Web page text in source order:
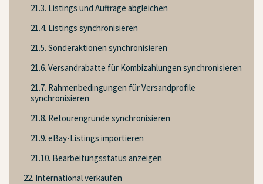
21.3. Listings und Aufträge abgleichen
21.4. Listings synchronisieren
21.5. Sonderaktionen synchronisieren
21.6. Versandrabatte für Kombizahlungen synchronisieren
21.7. Rahmenbedingungen für Versandprofile
synchronisieren
21.8. Retourengründe synchronisieren
21.9. eBay-Listings importieren
21.10. Bearbeitungsstatus anzeigen
22. International verkaufen